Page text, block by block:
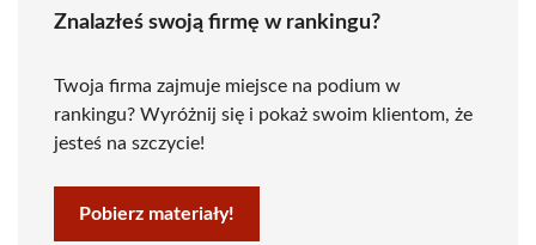
Znalazłeś swoją firmę w rankingu?
Twoja firma zajmuje miejsce na podium w
rankingu? Wyróżnij się i pokaż swoim klientom, że
jesteś na szczycie!
Pobierz materiały!